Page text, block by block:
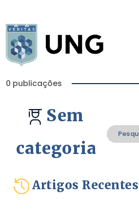
0 publicações
Sem
categoria
Artigos Recentes